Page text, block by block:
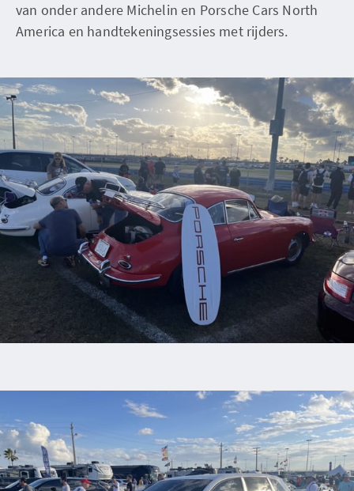
van onder andere Michelin en Porsche Cars North
America en handtekeningsessies met rijders.